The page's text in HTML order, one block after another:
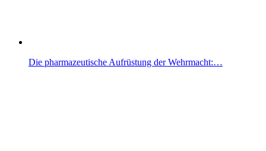
Die pharmazeutische Aufrüstung der Wehrmacht:…